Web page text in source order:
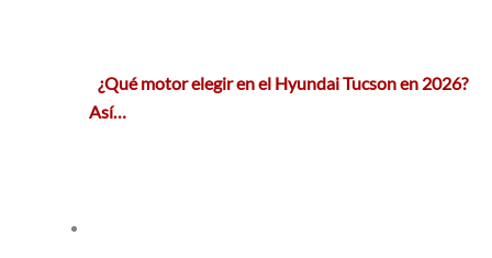
¿Qué motor elegir en el Hyundai Tucson en 2026?
Así…